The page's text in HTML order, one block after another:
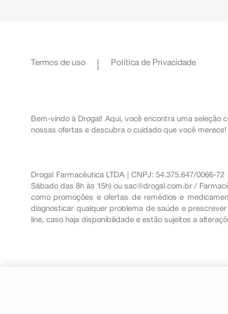
Termos de uso Política de Privacidade
Bem-vindo à Drogal! Aqui, você encontra uma seleção
nossas ofertas e descubra o cuidado que você merece!
Drogal Farmacêutica LTDA | CNPJ: 54.375.647/0066-
Sábado das 8h às 15h) ousac@drogal.com.br /
como promoções e ofertas de remédios e
diagnosticar qualquer problema de saúde e
line, caso haja disponibilidade e estão sujeitos a